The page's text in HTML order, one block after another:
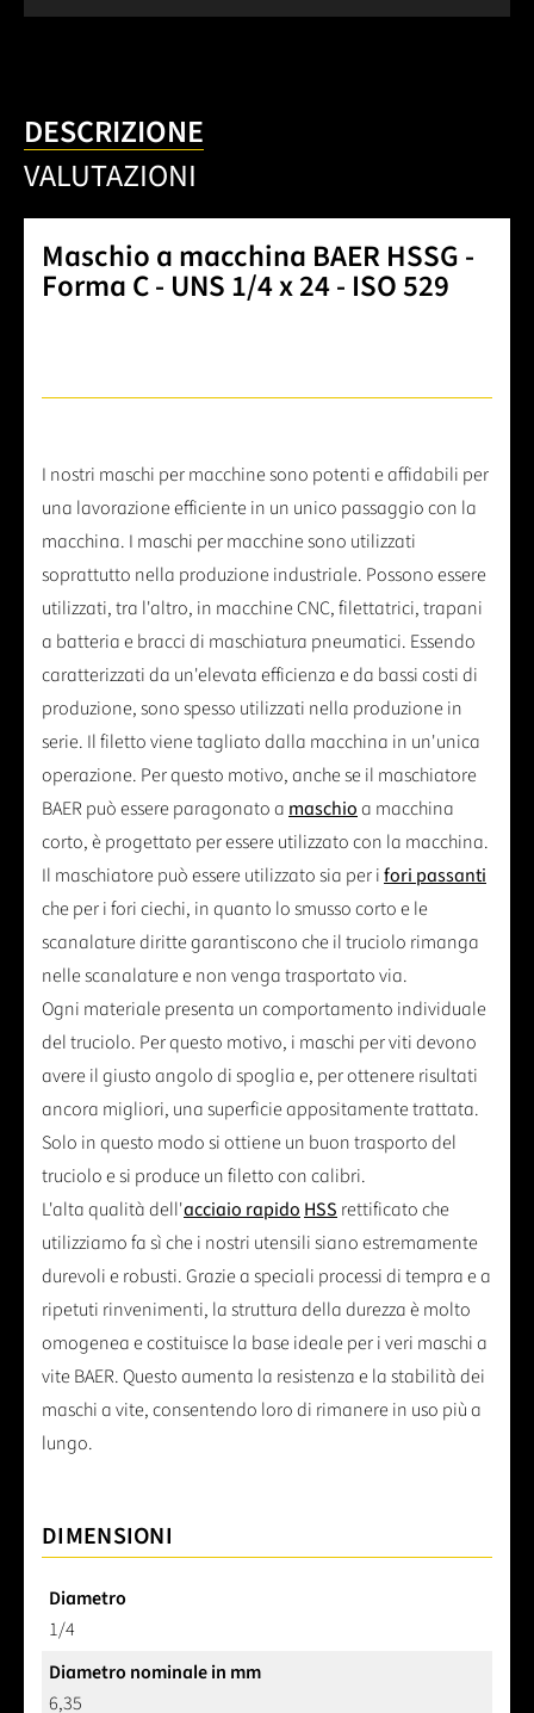
DESCRIZIONE
VALUTAZIONI
Maschio a macchina BAER HSSG -
Forma C - UNS 1/4 x 24 - ISO 529
I nostri maschi per macchine sono potenti e affidabili per
una lavorazione efficiente in un unico passaggio con la
macchina. I maschi per macchine sono utilizzati
soprattutto nella produzione industriale. Possono essere
utilizzati, tra l'altro, in macchine CNC, filettatrici, trapani
a batteria e bracci di maschiatura pneumatici. Essendo
caratterizzati da un'elevata efficienza e da bassi costi di
produzione, sono spesso utilizzati nella produzione in
serie. Il filetto viene tagliato dalla macchina in un'unica
operazione. Per questo motivo, anche se il maschiatore
BAER può essere paragonato amaschioa macchina
corto, è progettato per essere utilizzato con la macchina.
Il maschiatore può essere utilizzato sia per ifori passanti
che per i fori ciechi, in quanto lo smusso corto e le
scanalature diritte garantiscono che il truciolo rimanga
nelle scanalature e non venga trasportato via.
Ogni materiale presenta un comportamento individuale
del truciolo. Per questo motivo, i maschi per viti devono
avere il giusto angolo di spoglia e, per ottenere risultati
ancora migliori, una superficie appositamente trattata.
Solo in questo modo si ottiene un buon trasporto del
truciolo e si produce un filetto con calibri.
L'alta qualità dell'acciaio rapidoHSSrettificato che
utilizziamo fa sì che i nostri utensili siano estremamente
durevoli e robusti. Grazie a speciali processi di tempra e a
ripetuti rinvenimenti, la struttura della durezza è molto
omogenea e costituisce la base ideale per i veri maschi a
vite BAER. Questo aumenta la resistenza e la stabilità dei
maschi a vite, consentendo loro di rimanere in uso più a
lungo.
DIMENSIONI
Diametro
1/4
Diametro nominale in mm
6,35